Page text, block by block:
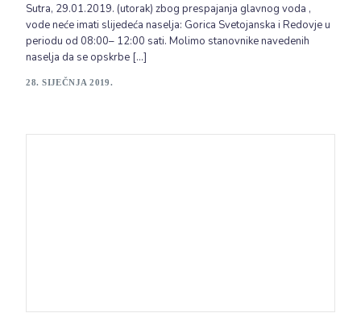
Sutra, 29.01.2019. (utorak) zbog prespajanja glavnog voda ,
vode neće imati slijedeća naselja: Gorica Svetojanska i Redovje u
periodu od 08:00– 12:00 sati. Molimo stanovnike navedenih
naselja da se opskrbe […]
28. SIJEČNJA 2019.